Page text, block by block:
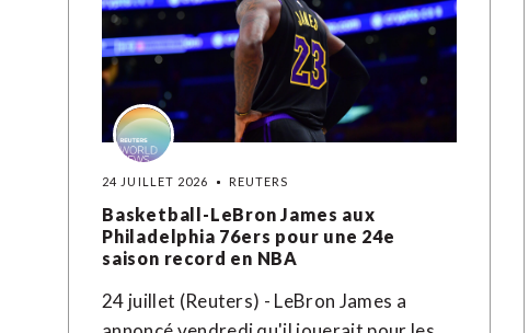
24 JUILLET 2026 REUTERS
Basketball-LeBron James aux
Philadelphia 76ers pour une 24e
saison record en NBA
24 juillet (Reuters) - LeBron James a